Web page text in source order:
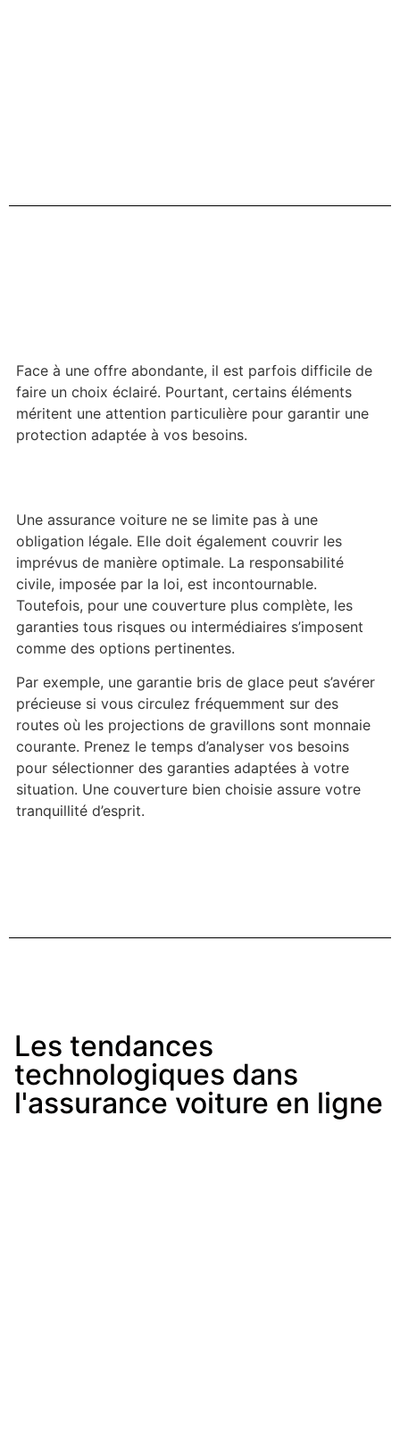
Face à une offre abondante, il est parfois difficile de
faire un choix éclairé. Pourtant, certains éléments
méritent une attention particulière pour garantir une
protection adaptée à vos besoins.
Une assurance voiture ne se limite pas à une
obligation légale. Elle doit également couvrir les
imprévus de manière optimale. La responsabilité
civile, imposée par la loi, est incontournable.
Toutefois, pour une couverture plus complète, les
garanties tous risques ou intermédiaires s’imposent
comme des options pertinentes.
Par exemple, une garantie bris de glace peut s’avérer
précieuse si vous circulez fréquemment sur des
routes où les projections de gravillons sont monnaie
courante. Prenez le temps d’analyser vos besoins
pour sélectionner des garanties adaptées à votre
situation. Une couverture bien choisie assure votre
tranquillité d’esprit.
Les tendances
technologiques dans
l'assurance voiture en ligne